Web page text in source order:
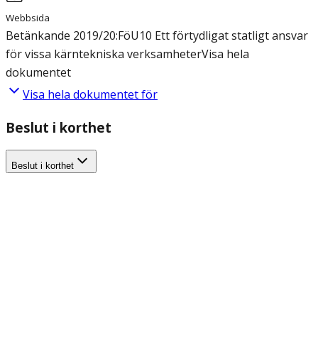
Webbsida
Betänkande 2019/20:FöU10 Ett förtydligat statligt ansvar
för vissa kärntekniska verksamheterVisa hela
dokumentet
Visa hela dokumentet för
Beslut i korthet
Beslut i korthet